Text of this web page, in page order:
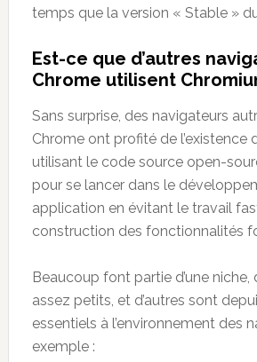
temps que la version « Stable »
Est-ce que d’autres
Chrome utilisent
Sans surprise, des navigateurs
Chrome ont profité de l’existence
utilisant le code source open-
pour se lancer dans le
application en évitant le travail
construction des fonctionnalités
Beaucoup font partie d’une niche,
assez petits, et d’autres sont
essentiels à l’environnement des
exemple :